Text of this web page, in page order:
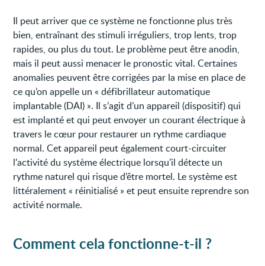
Il peut arriver que ce système ne fonctionne plus très
bien, entraînant des stimuli irréguliers, trop lents, trop
rapides, ou plus du tout. Le problème peut être anodin,
mais il peut aussi menacer le pronostic vital. Certaines
anomalies peuvent être corrigées par la mise en place de
ce qu’on appelle un « défibrillateur automatique
implantable (DAI) ». Il s’agit d’un appareil (dispositif) qui
est implanté et qui peut envoyer un courant électrique à
travers le cœur pour restaurer un rythme cardiaque
normal. Cet appareil peut également court-circuiter
l'activité du système électrique lorsqu'il détecte un
rythme naturel qui risque d’être mortel. Le système est
littéralement « réinitialisé » et peut ensuite reprendre son
activité normale.
Comment cela fonctionne-t-il ?